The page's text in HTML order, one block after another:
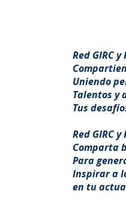
Red GIRC y
Uniendo
Talentos y
Tus
Red GIRC y
Comparta
Para
Inspirar a
en tu